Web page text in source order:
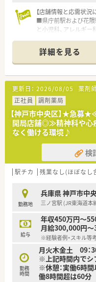
【店舗情報と応需状況
■県庁前駅および花隈
と小児科、アレルギー
名の薬剤師体制で日
■近隣のクリニックに
午前中のみの勤務で
【募集背景と求める人
■現在は欠員補充のた
ひとりと丁寧に向き
■調剤経験の長さより
やブランクがある方
■小児科の処方箋が多
のコミュニケーション
【こんな方が活躍中】
■調剤業務だけでなく
ミュニケーション能
型の医療を提供した
■育児と仕事を両立
在籍しており、互い
【こんな方にオススメ】
■小児科や内科の処
会が多い環境で働き
■ワークライフバラン
実した環境で安心し
■若いうちから正当に
リアアップを積極的
詳細を見る
更新日： 2026/08/05 薬剤
正社員
調剤薬局
【神戸市中央区】★急募
開局店舗◎≫精神科や心
なく働ける環境♪
検
駅チカ 残業なし(ほぼなし
勤務地
兵庫県 神戸市中
三ノ宮駅 (JR東海道本
給与
年収450万円～
月給300,000円
※経験者例・スキル等
勤務
時間
月火木金土 09：
※上記時間内でシ
※休憩：実働6時間
働8時間超は60分